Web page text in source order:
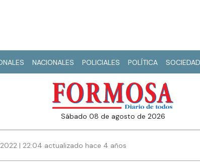
NACIONALES POLICIALES POLÍTICA SOCIEDAD
sábado 08 de agosto de 2026
| 22:04 actualizado hace 4 años